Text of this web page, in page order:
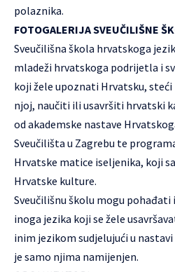
polaznika.
FOTOGALERIJA SVEUČILIŠNE
Sveučilišna škola hrvatskoga
mladeži hrvatskoga podrijetla i
koji žele upoznati Hrvatsku,
njoj, naučiti ili usavršiti hrvatski
od akademske nastave
Sveučilišta u Zagrebu te
Hrvatske matice iseljenika, koji
Hrvatske kulture.
Sveučilišnu školu mogu
inoga jezika koji se žele
inim jezikom sudjelujući u
je samo njima namijenjen.